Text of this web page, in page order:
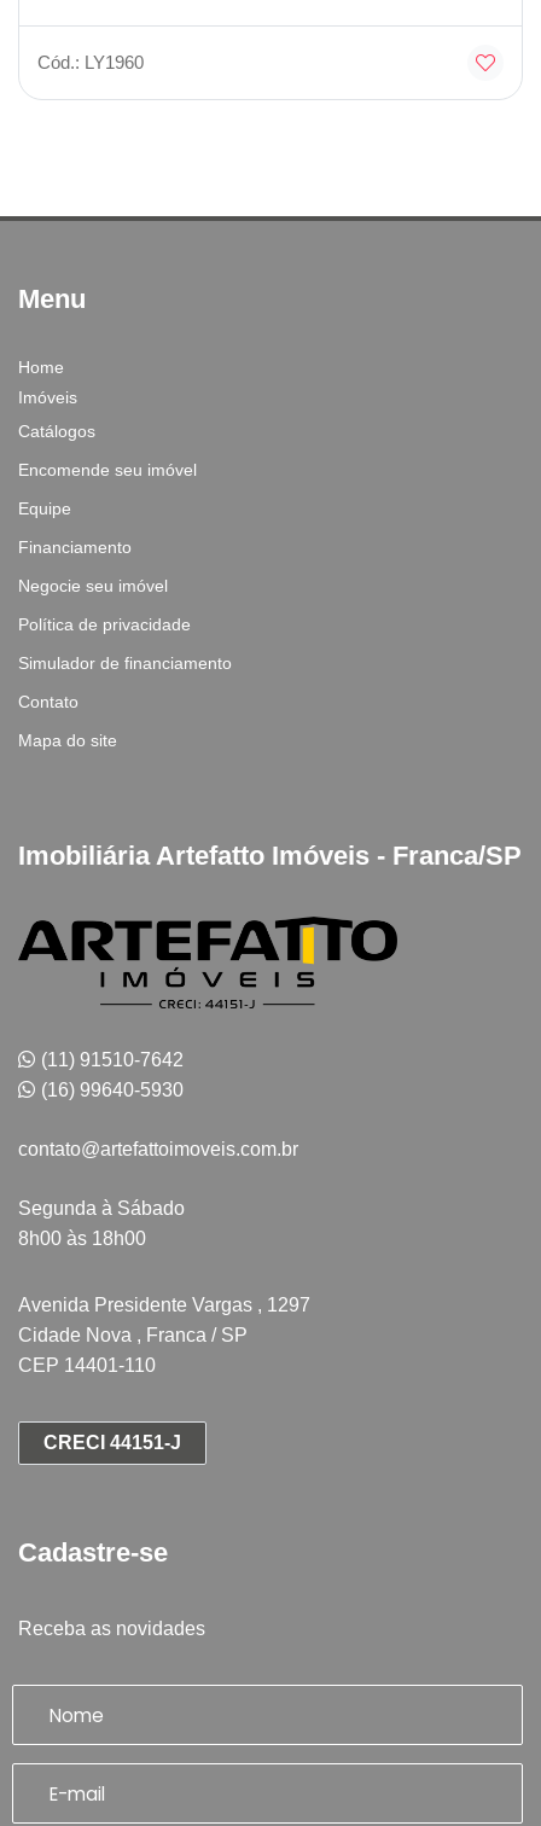
Cód.: LY1960
Menu
Home
Imóveis
Catálogos
Encomende seu imóvel
Equipe
Financiamento
Negocie seu imóvel
Política de privacidade
Simulador de financiamento
Contato
Mapa do site
Imobiliária Artefatto Imóveis - Franca/SP
(11) 91510-7642
(16) 99640-5930
contato@artefattoimoveis.com.br
Segunda à Sábado
8h00 às 18h00
Avenida Presidente Vargas , 1297
Cidade Nova , Franca / SP
CEP 14401-110
CRECI 44151-J
Cadastre-se
Receba as novidades